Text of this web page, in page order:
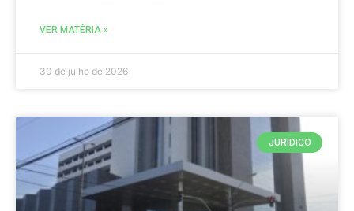
VER MATÉRIA »
30 de julho de 2026
JURIDICO